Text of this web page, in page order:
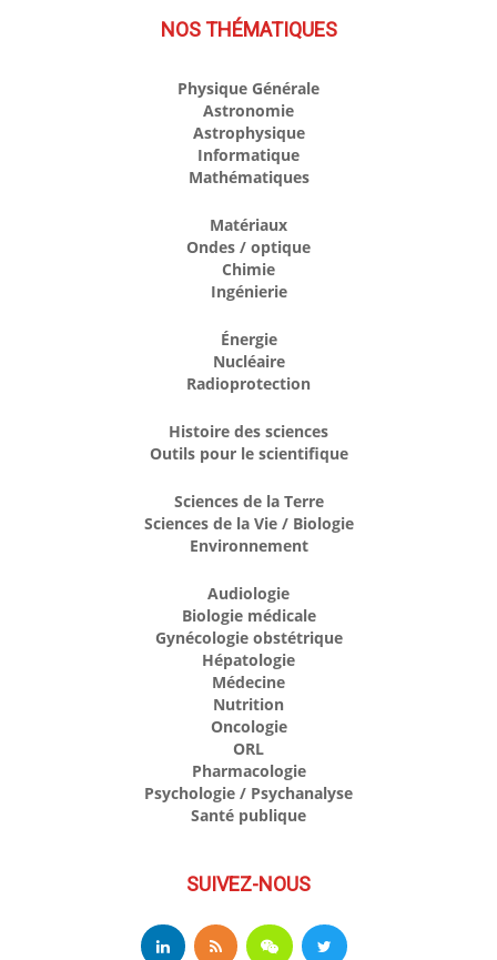
NOS THÉMATIQUES
Physique Générale
Astronomie
Astrophysique
Informatique
Mathématiques
Matériaux
Ondes / optique
Chimie
Ingénierie
Énergie
Nucléaire
Radioprotection
Histoire des sciences
Outils pour le scientifique
Sciences de la Terre
Sciences de la Vie / Biologie
Environnement
Audiologie
Biologie médicale
Gynécologie obstétrique
Hépatologie
Médecine
Nutrition
Oncologie
ORL
Pharmacologie
Psychologie / Psychanalyse
Santé publique
SUIVEZ-NOUS